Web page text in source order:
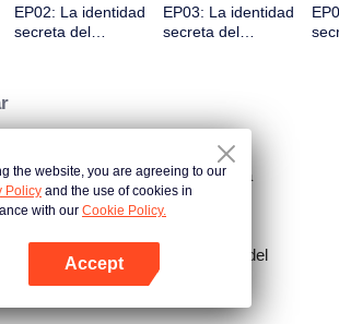
EP02: La identidad
secreta del
EP03: La identidad
secreta del
Atado a mi esposa desaparecida
La pecaminosa esposa secreta del
Maestro Go (Ver. Coreana)
the website, you are agreeing to our
Policy and the use of cookies in
with our Cookie Policy.
Accept